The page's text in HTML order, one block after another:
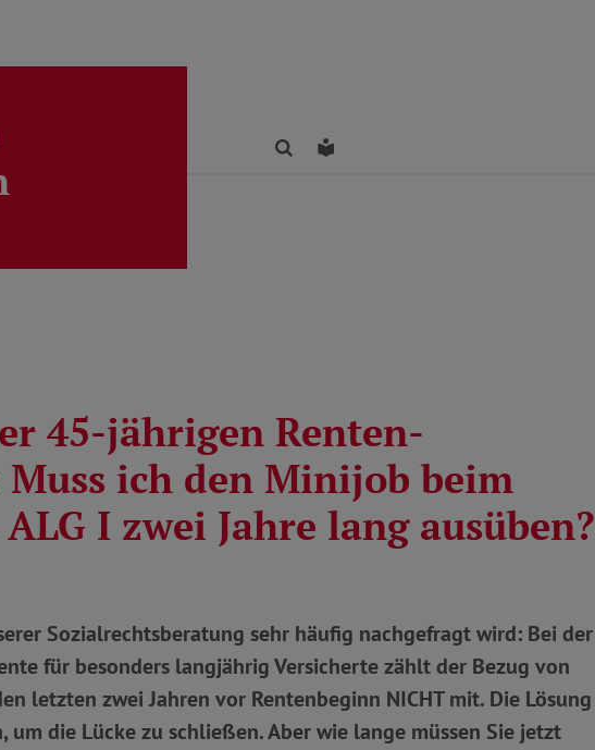
FindenLeichte Sprache
45-jährigen Renten-
ich den Minijob beim
I zwei Jahre lang ausüben?
Sozialrechtsberatung sehr häufig nachgefragt wird: Bei der
für besonders langjährig Versicherte zählt der Bezug von
letzten zwei Jahren vor Rentenbeginn NICHT mit. Die Lösung
um die Lücke zu schließen. Aber wie lange müssen Sie jetzt